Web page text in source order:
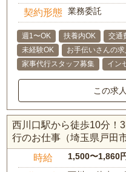
契約形態 業務委託
週1〜OK 扶養内OK 交通
未経験OK
お手伝いさんの求
家事代行スタッフ募集
イン
この求
西川口駅から徒歩10分！
行のお仕事（埼玉県戸田市
時給 1,500〜1,860